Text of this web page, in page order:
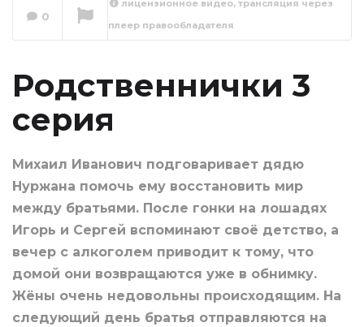
Родственнички 4
0
лицензионное видео, трансляция через
плеер правообладателя
Родственнички 3
серия
Михаил Иванович подговаривает дядю
Нуржана помочь ему восстановить мир
между братьями. После гонки на лошадях
Игорь и Сергей вспоминают своё детство, а
вечер с алкоголем приводит к тому, что
домой они возвращаются уже в обнимку.
Жёны очень недовольны происходящим. На
следующий день братья отправляются на